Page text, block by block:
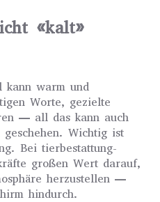
«kalt»
kann warm und
Worte, gezielte
— all das kann auch
Wichtig ist
Bei tierbestattung-
großen Wert darauf,
herzustellen —
hindurch.